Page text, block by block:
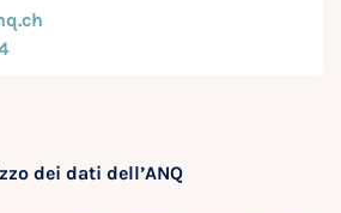
dei dati dell’ANQ